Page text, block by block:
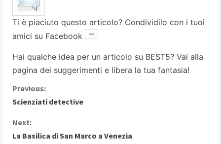
Ti è piaciuto questo articolo? Condividilo con i tuoi
amici su Facebook
Hai qualche idea per un articolo su BEST5? Vai alla
pagina dei suggerimenti e libera la tua fantasia!
C
n
Previous:
Scienziati detective
Next:
La Basilica di San Marco a Venezia